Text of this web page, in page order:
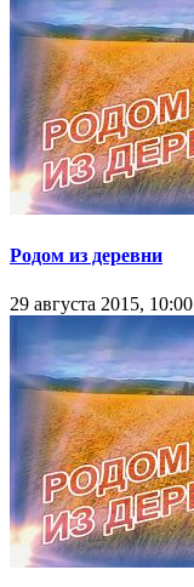
Родом из деревни
29 августа 2015, 10:00